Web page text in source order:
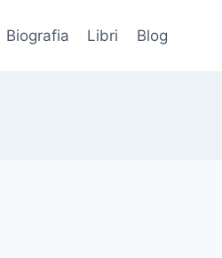
Biografia Libri Blog